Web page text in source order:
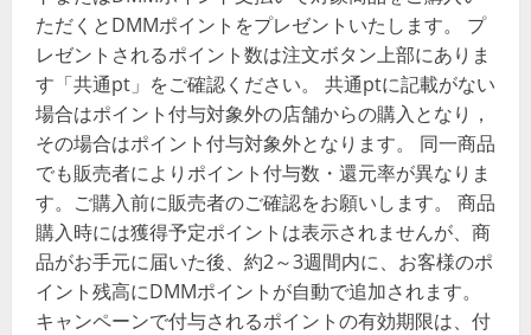
ただくとDMMポイントをプレゼントいたします。 プ
レゼントされるポイント数は注文ボタン上部にありま
す「共通pt」をご確認ください。 共通ptに記載がない
場合はポイント付与対象外の店舗からの購入となり，
その場合はポイント付与対象外となります。 同一商品
でも販売者によりポイント付与数・還元率が異なりま
す。ご購入前に販売者のご確認をお願いします。 商品
購入時には獲得予定ポイントは表示されませんが、商
品がお手元に届いた後、約2～3週間内に、お客様のポ
イント残高にDMMポイントが自動で追加されます。
キャンペーンで付与されるポイントの有効期限は、付